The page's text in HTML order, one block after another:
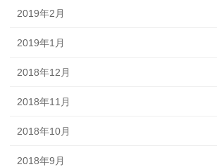
2019年2月
2019年1月
2018年12月
2018年11月
2018年10月
2018年9月